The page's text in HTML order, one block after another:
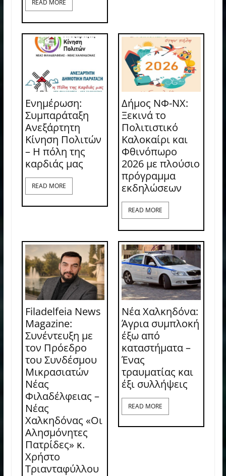
READ MORE
Ενημέρωση:
Συμπαράταξη
Ανεξάρτητη
Κίνηση Πολιτών
– Η πόλη της
καρδιάς μας
READ MORE
Δήμος ΝΦ-ΝΧ:
Ξεκινά το
Πολιτιστικό
Καλοκαίρι και
Φθινόπωρο
2026 με πλούσιο
πρόγραμμα
εκδηλώσεων
READ MORE
Filadelfeia News
Magazine:
Συνέντευξη με
τον Πρόεδρο
του Συνδέσμου
Μικρασιατών
Νέας
Φιλαδέλφειας –
Νέας
Χαλκηδόνας «Οι
Αλησμόνητες
Πατρίδες» κ.
Χρήστο
Τριανταφύλλου
Νέα Χαλκηδόνα:
Άγρια συμπλοκή
έξω από
καταστήματα –
Ένας
τραυματίας και
έξι συλλήψεις
READ MORE